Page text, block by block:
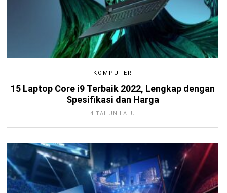
KOMPUTER
15 Laptop Core i9 Terbaik 2022, Lengkap dengan
Spesifikasi dan Harga
4 TAHUN LALU